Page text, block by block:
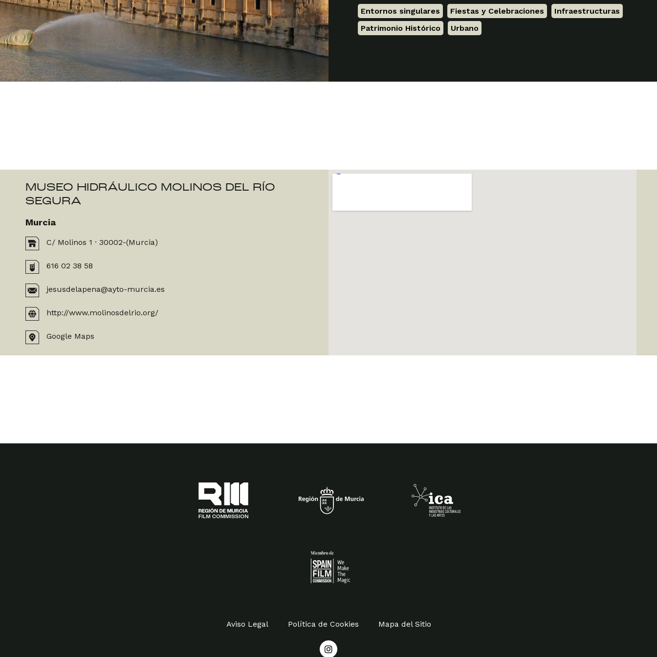
Entornos singulares Fiestas y Celebraciones Infraestructuras
Patrimonio Histórico
Urbano
MUSEO HIDRÁULICO MOLINOS DEL RÍO
SEGURA
Murcia
C/ Molinos 1 · 30002-(Murcia)
616 02 38 58
jesusdelapena@ayto-murcia.es
http://www.molinosdelrio.org/
Google Maps
Aviso Legal Política de Cookies Mapa del Sitio
I
n